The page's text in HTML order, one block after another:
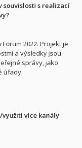
souvislosti s realizací
2022. Projekt je
a výsledky jsou
správy, jako
úřady.
využití více kanály